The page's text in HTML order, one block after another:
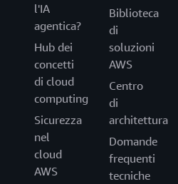
l'IA
agentica?
Hub dei
concetti
di cloud
computing
Sicurezza
nel
cloud
AWS
Biblioteca
di
soluzioni
AWS
Centro
di
architettura
Domande
frequenti
tecniche